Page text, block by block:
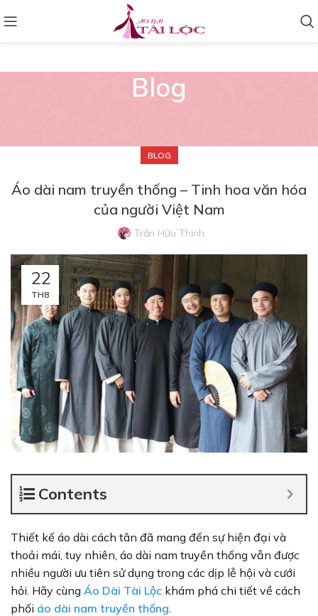
Blog
BLOG
Áo dài nam truyền thống – Tinh hoa văn hóa
của người Việt Nam
Trần Hữu Thịnh
22
TH8
Contents
Thiết kế áo dài cách tân đã mang đến sự hiện đại và
thoải mái, tuy nhiên, áo dài nam truyền thống vẫn được
nhiều người ưu tiên sử dụng trong các dịp lễ hội và cưới
hỏi. Hãy cùng Áo Dài Tài Lộc khám phá chi tiết về cách
phối áo dài nam truyền thống